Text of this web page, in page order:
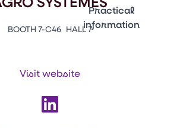
EmballagesPractical
information
BOOTH 7-C46 HALL 7
Visit website